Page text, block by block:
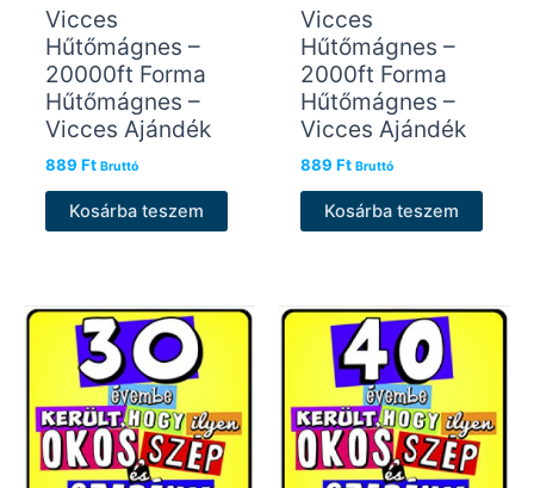
Vicces
Hűtőmágnes –
20000ft Forma
Hűtőmágnes –
Vicces Ajándék
889 Ft Bruttó
Kosárba teszem
Vicces
Hűtőmágnes –
2000ft Forma
Hűtőmágnes –
Vicces Ajándék
889 Ft Bruttó
Kosárba teszem